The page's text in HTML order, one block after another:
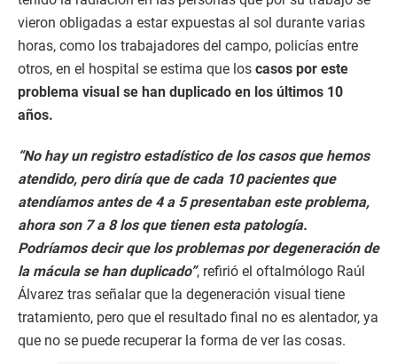
vieron obligadas a estar expuestas al sol durante varias
horas, como los trabajadores del campo, policías entre
otros, en el hospital se estima que los casos por este
problema visual se han duplicado en los últimos 10
años.
“No hay un registro estadístico de los casos que hemos
atendido, pero diría que de cada 10 pacientes que
atendíamos antes de 4 a 5 presentaban este problema,
ahora son 7 a 8 los que tienen esta patología.
Podríamos decir que los problemas por degeneración de
la mácula se han duplicado”, refirió el oftalmólogo Raúl
Álvarez tras señalar que la degeneración visual tiene
tratamiento, pero que el resultado final no es alentador, ya
que no se puede recuperar la forma de ver las cosas.